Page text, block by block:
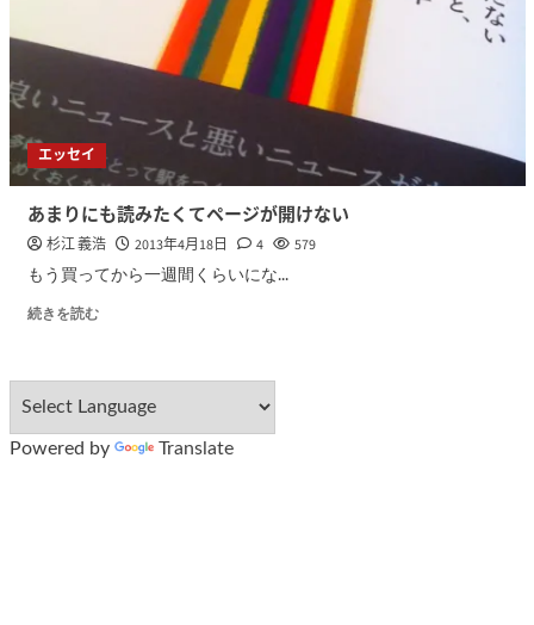
エッセイ
あまりにも読みたくてページが開けない
杉江 義浩 2013年4月18日 4 579
もう買ってから一週間くらいにな...
続きを読む
Powered by Translate